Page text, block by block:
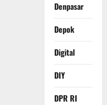
Denpasar
Depok
Digital
DIY
DPR RI